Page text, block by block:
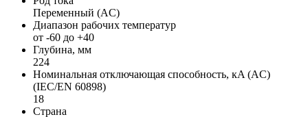
Переменный (AC)
Диапазон рабочих температур
от -60 до +40
Глубина, мм
224
Номинальная отключающая способность, кA (AC)
(IEC/EN 60898)
18
Страна